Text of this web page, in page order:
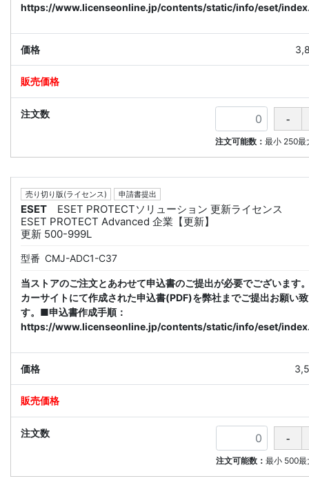
https://www.licenseonline.jp/contents/static/info/eset/
注文可能数： 最小 250最
売り切り版(ライセンス) 申請書提出
ESET
ESET PROTECTソリューション 更新ライセンス
ESET PROTECT Advanced 企業【更新】
更新 500-999L
型番 CMJ-ADC1-C37
当ストアのご注文とあわせて申込書のご提出が必要でございます
カーサイトにて作成された申込書(PDF)を弊社までご提出お願い
す。■申込書作成手順：
https://www.licenseonline.jp/contents/static/info/eset/
注文可能数： 最小 500最